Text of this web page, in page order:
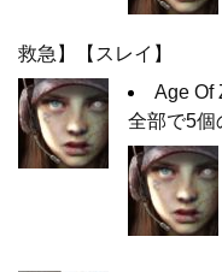
救急】【スレイ】
Age Of
全部で5個